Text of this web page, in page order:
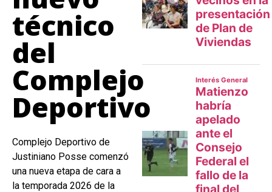
técnico
del
Complejo
Deportivo
Complejo Deportivo de
Justiniano Posse comenzó
una nueva etapa de cara a
la temporada 2026 de la